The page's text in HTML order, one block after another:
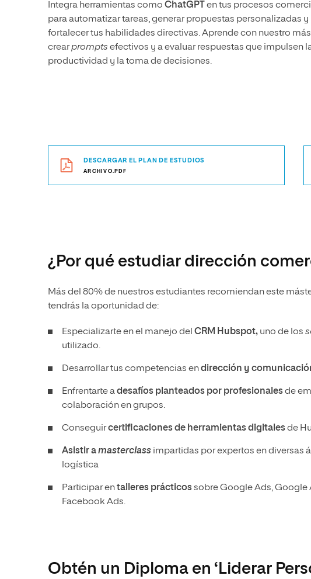
Integra herramientas como ChatGPT
en tus procesos
para automatizar tareas, generar propuestas personalizadas y
fortalecer tus habilidades directivas. Aprende con nuestro
crearprompts efectivos y a evaluar respuestas que impulsen
productividad y la toma de decisiones.
DESCARGAR EL PLAN DE ESTUDIOS
ARCHIVO.PDF
¿Por qué estudiar dirección
Más del 80% de nuestros estudiantes recomiendan este
tendrás la oportunidad de:
Especializarte en el manejo del CRM Hubspot, uno de los
utilizado.
Desarrollar tus competencias endirección y
Enfrentarte adesafíos planteados por profesionalesde
colaboración en grupos.
Conseguircertificaciones de herramientas digitalesde
Asistir amasterclass impartidas por expertos en diversas
logística
Participar entalleres prácticossobre Google Ads, Google
Facebook Ads.
Obtén un Diploma en ‘Liderar